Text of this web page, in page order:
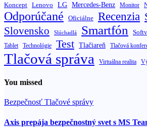
Koncept Lenovo LG Mercedes-Benz Monitor
Odporúčané Oficiálne Recenzia
Slovensko Slúchadlá Smartfón
Tablet Technológie Test Tlačiareň Tlačová
Tlačová správa Virtuálna realita
You missed
Bezpečnosť Tlačové správy
Axis prepája bezpečnostný svet s MS